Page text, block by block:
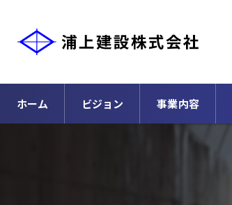
ホーム ビジョン 事業内容